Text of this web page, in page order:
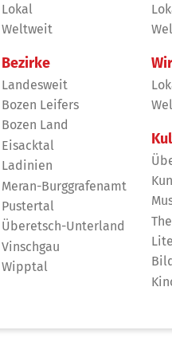
Lokal
Weltweit
Bezirke
Landesweit
Bozen Leifers
Bozen Land
Eisacktal
Ladinien
Meran-Burggrafenamt
Pustertal
Überetsch-Unterland
Vinschgau
Wipptal